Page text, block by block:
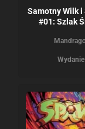
Samotny Wilk i
#01: Szlak